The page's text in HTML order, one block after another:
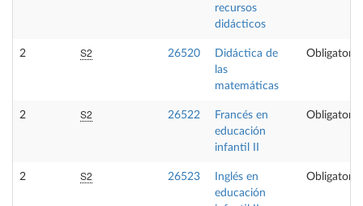
recursos
didácticos
2 S2 26520
Didáctica de
las
matemáticas
Obligatoria
2 S2 26522
Francés en
educación
infantil II
Obligatoria
2 S2 26523
Inglés en
educación
Obligatoria